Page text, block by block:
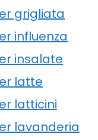
grigliata
influenza
insalate
latte
latticini
lavanderia